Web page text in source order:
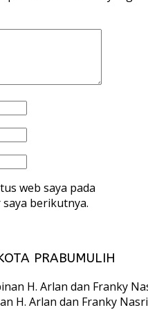
web saya pada
berikutnya.
PRABUMULIH
H. Arlan dan Franky